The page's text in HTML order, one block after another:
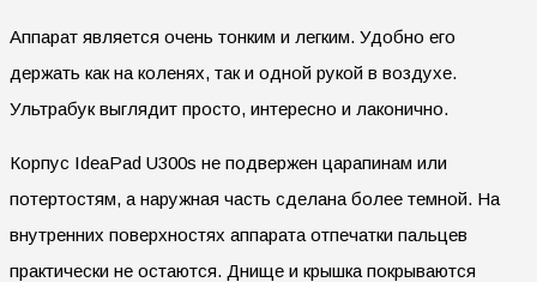
Аппарат является очень тонким и легким. Удобно его
держать как на коленях, так и одной рукой в воздухе.
Ультрабук выглядит просто, интересно и лаконично.
Корпус IdeaPad U300s не подвержен царапинам или
потертостям, а наружная часть сделана более темной. На
внутренних поверхностях аппарата отпечатки пальцев
практически не остаются. Днище и крышка покрываются